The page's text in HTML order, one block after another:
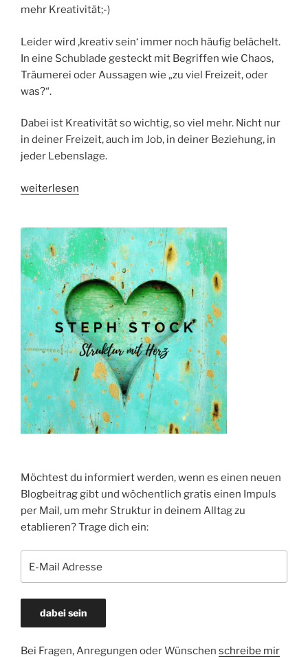
mehr Kreativität;-)
Leider wird ‚kreativ sein‘ immer noch häufig belächelt.
In eine Schublade gesteckt mit Begriffen wie Chaos,
Träumerei oder Aussagen wie „zu viel Freizeit, oder
was?“.
Dabei ist Kreativität so wichtig, so viel mehr. Nicht nur
in deiner Freizeit, auch im Job, in deiner Beziehung, in
jeder Lebenslage.
„KREATIV
für
Fortgeschrittene;-)“
weiterlesen
Möchtest du informiert werden, wenn es einen neuen
Blogbeitrag gibt und wöchentlich gratis einen Impuls
per Mail, um mehr Struktur in deinem Alltag zu
etablieren? Trage dich ein:
Bei Fragen, Anregungen oder Wünschen schreibe mir